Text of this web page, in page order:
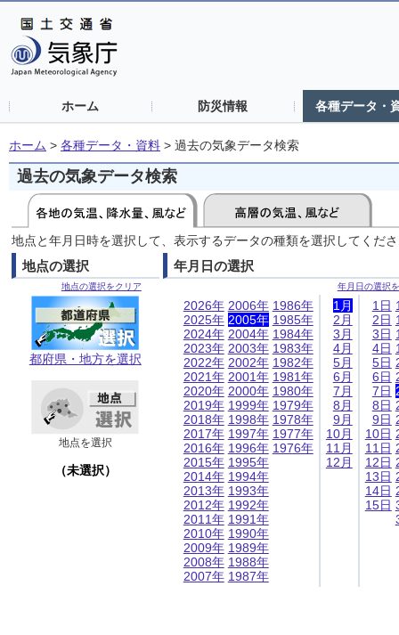
ホーム 防災情報 各種データ・
ホーム > 各種データ・資料 > 過去の気象データ検索
過去の気象データ検索
地点と年月日時を選択して、表示するデータの種類を選択してくだ
地点の選択
地点の選択をクリア
都府県・地方を選択
地点を選択
（未選択）
年月日の選択
年月日の選択
2026年
2025年
2024年
2023年
2022年
2021年
2020年
2019年
2018年
2017年
2016年
2015年
2014年
2013年
2012年
2011年
2010年
2009年
2008年
2007年
2006年
2005年
2004年
2003年
2002年
2001年
2000年
1999年
1998年
1997年
1996年
1995年
1994年
1993年
1992年
1991年
1990年
1989年
1988年
1987年
1986年
1985年
1984年
1983年
1982年
1981年
1980年
1979年
1978年
1977年
1976年
1月
2月
3月
4月
5月
6月
7月
8月
9月
10月
11月
12月
1日
2日
3日
4日
5日
6日
7日
8日
9日
10日
11日
12日
13日
14日
15日